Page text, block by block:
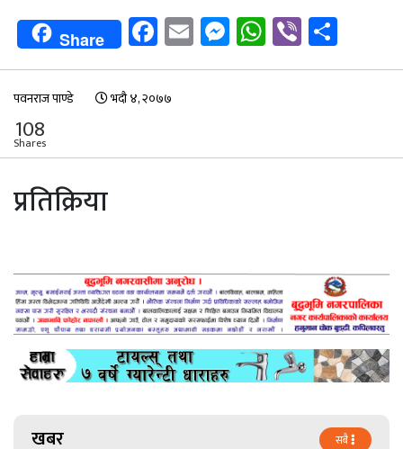
Share Facebook
EmailMessenger
WhatsApp
Viber
पवनराज पाण्डे भदौ ४, २०७७
108
Shares
प्रतिक्रिया
खबर सबै